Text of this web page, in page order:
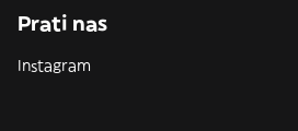
Prati nas
Instagram